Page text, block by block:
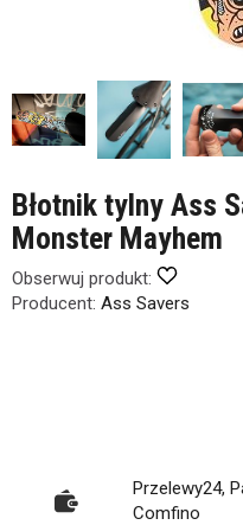
Błotnik tylny Ass
Monster Mayhem
Obserwuj produkt:
Producent: Ass Savers
Przelewy24,
Comfino